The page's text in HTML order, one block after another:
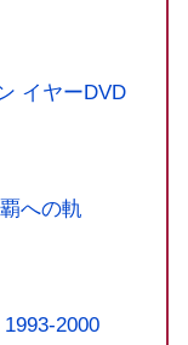
イヤーDVD
への軌
2000